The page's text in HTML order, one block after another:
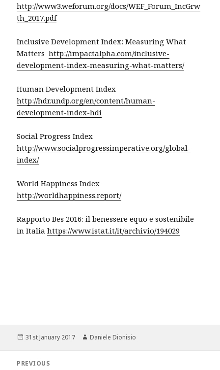
http://www3.weforum.org/docs/WEF_Forum_IncGrw
th_2017.pdf
Inclusive Development Index: Measuring What
Mattershttp://impactalpha.com/inclusive-
development-index-measuring-what-matters/
Human Development Index
http://hdr.undp.org/en/content/human-
development-index-hdi
Social Progress Index
http://www.socialprogressimperative.org/global-
index/
World Happiness Index
http://worldhappiness.report/
Rapporto Bes 2016: il benessere equo e sostenibile
in Italiahttps://www.istat.it/it/archivio/194029
Posted
31st January 2017 Author
Daniele Dionisio
navigation
PREVIOUS